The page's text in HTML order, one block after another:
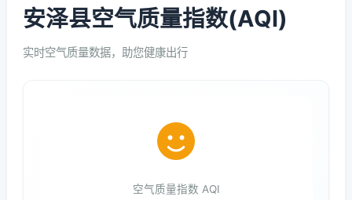
安泽县空气质量指数(AQI)
实时空气质量数据，助您健康出行
空气质量指数 AQI